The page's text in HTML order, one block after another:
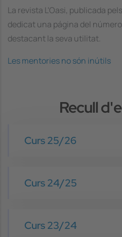
La revista L'Oasi, publicada
dedicat una página del
destacant la seva utilitat.
Les mentories no són inútils
Recull
Curs 25/26
Curs 24/25
Curs 23/24